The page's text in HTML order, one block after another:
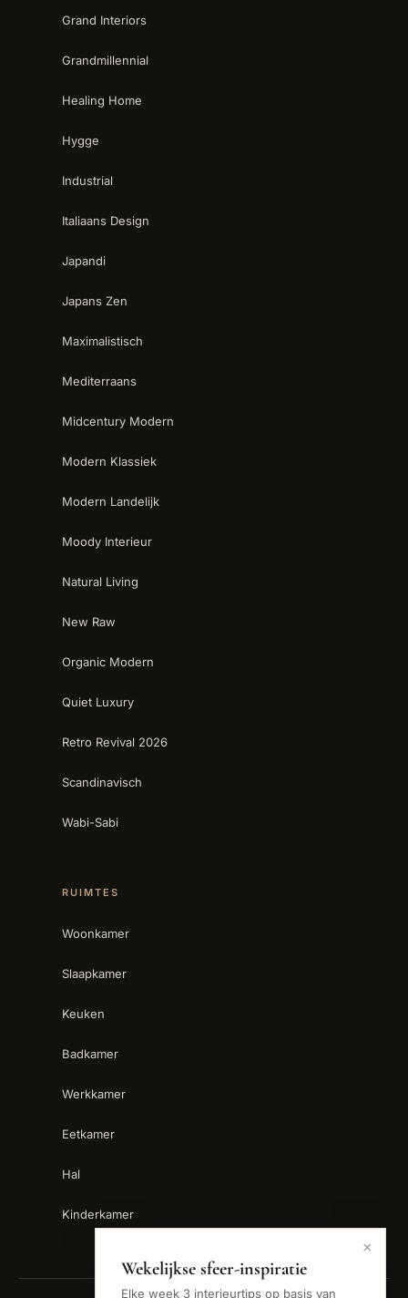
Grand Interiors
Grandmillennial
Healing Home
Hygge
Industrial
Italiaans Design
Japandi
Japans Zen
Maximalistisch
Mediterraans
Midcentury Modern
Modern Klassiek
Modern Landelijk
Moody Interieur
Natural Living
New Raw
Organic Modern
Quiet Luxury
Retro Revival 2026
Scandinavisch
Wabi-Sabi
RUIMTES
Woonkamer
Slaapkamer
Keuken
Badkamer
Werkkamer
Eetkamer
Hal
Kinderkamer
×
Wekelijkse sfeer-inspiratie
Elke week 3 interieurtips op basis van